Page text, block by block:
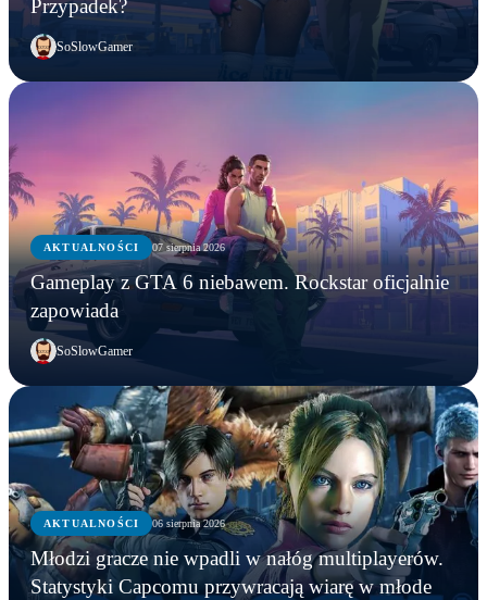
Przypadek?
SoSlowGamer
AKTUALNOŚCI 07 sierpnia 2026
Gameplay z GTA 6 niebawem. Rockstar oficjalnie
zapowiada
SoSlowGamer
AKTUALNOŚCI 06 sierpnia 2026
Młodzi gracze nie wpadli w nałóg multiplayerów.
Statystyki Capcomu przywracają wiarę w młode
AKTUALNOŚCI
AKTUALNOŚCI
AKTUALNOŚCI
Młodzi gracze nie wpadli w nałóg multiplayerów.